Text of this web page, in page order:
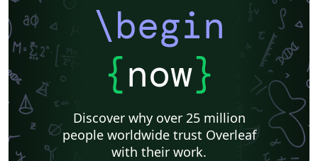
\begin
{now}
Discover why over 25 million
people worldwide trust Overleaf
with their work.